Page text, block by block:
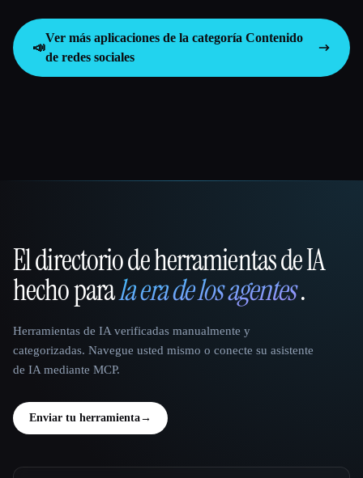
📣
Ver más aplicaciones de la categoría Contenido
de redes sociales
That AI Collection
El directorio de herramientas de IA
hecho parala era de los agentes.
Herramientas de IA verificadas manualmente y
categorizadas. Navegue usted mismo o conecte su asistente
de IA mediante MCP.
Enviar tu herramienta→